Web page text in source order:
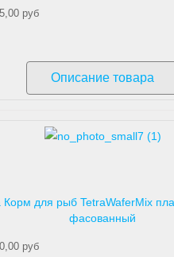
руб
Описание товара
Корм для рыб TetraWaferMix
фасованный
руб